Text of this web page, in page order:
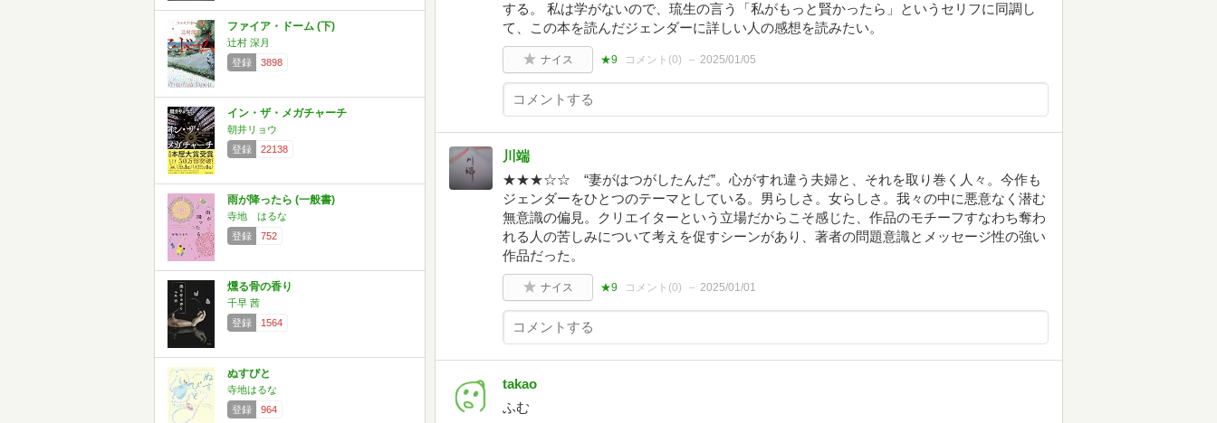
ファイア・ドーム (下)
辻村 深月
登録
3898
イン・ザ・メガチャーチ
朝井リョウ
登録
22138
雨が降ったら (一般書)
寺地 はるな
登録
752
燻る骨の香り
千早 茜
登録
1564
ぬすびと
寺地はるな
登録
964
する。 私は学がないので、琉生の言う「私がもっと賢かったら」というセリフに同調し
て、この本を読んだジェンダーに詳しい人の感想を読みたい。
ナイス ★9 コメント(0) 2025/01/05
川端
★★★☆☆ “妻がはつがしたんだ”。心がすれ違う夫婦と、それを取り巻く人々。今作も
ジェンダーをひとつのテーマとしている。男らしさ。女らしさ。我々の中に悪意なく潜む
無意識の偏見。クリエイターという立場だからこそ感じた、作品のモチーフすなわち奪わ
れる人の苦しみについて考えを促すシーンがあり、著者の問題意識とメッセージ性の強い
作品だった。
ナイス ★9 コメント(0) 2025/01/01
takao
ふむ